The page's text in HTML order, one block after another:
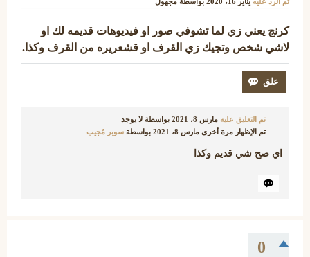
تم الرد عليه يناير 16، 2020 بواسطة مجهول
كرنج يعني زي لما تشوفي صور او فيديوهات قديمه لك او
لاشي شخص وتجيك زي القرف او قشعريره من القرف وكذا.
تم التعليق عليه مارس 8، 2021 بواسطة لا يوجد
تم الإظهار مرة أخرى مارس 8، 2021 بواسطة سوبر مُجيب
اي صح شي قديم وكذا
0